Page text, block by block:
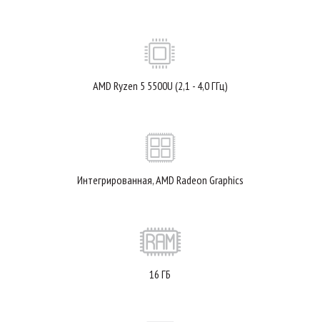
AMD Ryzen 5 5500U (2,1 - 4,0 ГГц)
Интегрированная, AMD Radeon Graphics
16 ГБ